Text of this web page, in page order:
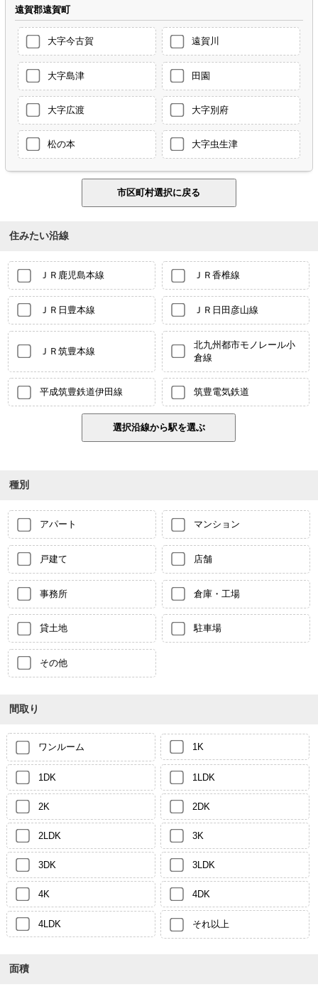
遠賀郡遠賀町
大字今古賀 遠賀川
大字島津 田園
大字広渡 大字別府
松の本 大字虫生津
住みたい沿線
ＪＲ鹿児島本線 ＪＲ香椎線
ＪＲ日豊本線 ＪＲ日田彦山線
ＪＲ筑豊本線
北九州都市モノレール小
倉線
平成筑豊鉄道伊田線 筑豊電気鉄道
種別
アパート マンション
戸建て 店舗
事務所 倉庫・工場
貸土地 駐車場
その他
間取り
ワンルーム 1K
1DK 1LDK
2K 2DK
2LDK 3K
3DK 3LDK
4K 4DK
4LDK それ以上
面積